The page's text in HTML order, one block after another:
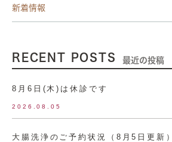
新着情報
RECENT POSTS 最近の投稿
8月6日(木)は休診です
2026.08.05
大腸洗浄のご予約状況（8月5日更新）